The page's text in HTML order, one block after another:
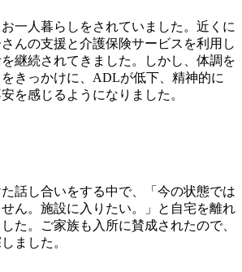
一人暮らしをされていました。近くに
んの支援と介護保険サービスを利用し
継続されてきました。しかし、体調を
きっかけに、ADLが低下、精神的に
を感じるようになりました。
話し合いをする中で、「今の状態では
ん。施設に入りたい。」と自宅を離れ
た。ご家族も入所に賛成されたので、
ました。